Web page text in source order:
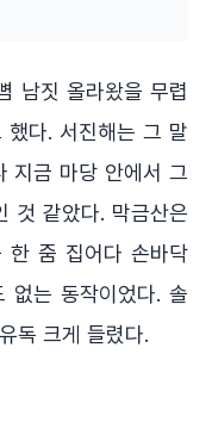
남짓 올라왔을 무렵
했다. 서진해는 그 말
지금 마당 안에서 그
것 같았다. 막금산은
한 줌 집어다 손바닥
없는 동작이었다. 솔
독 크게 들렸다.